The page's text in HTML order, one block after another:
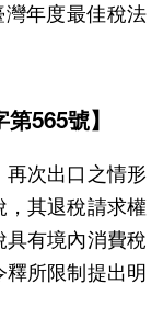
年度最佳稅法
565號】
再次出口之情形
其退稅請求權
有境內消費稅
釋所限制提出明